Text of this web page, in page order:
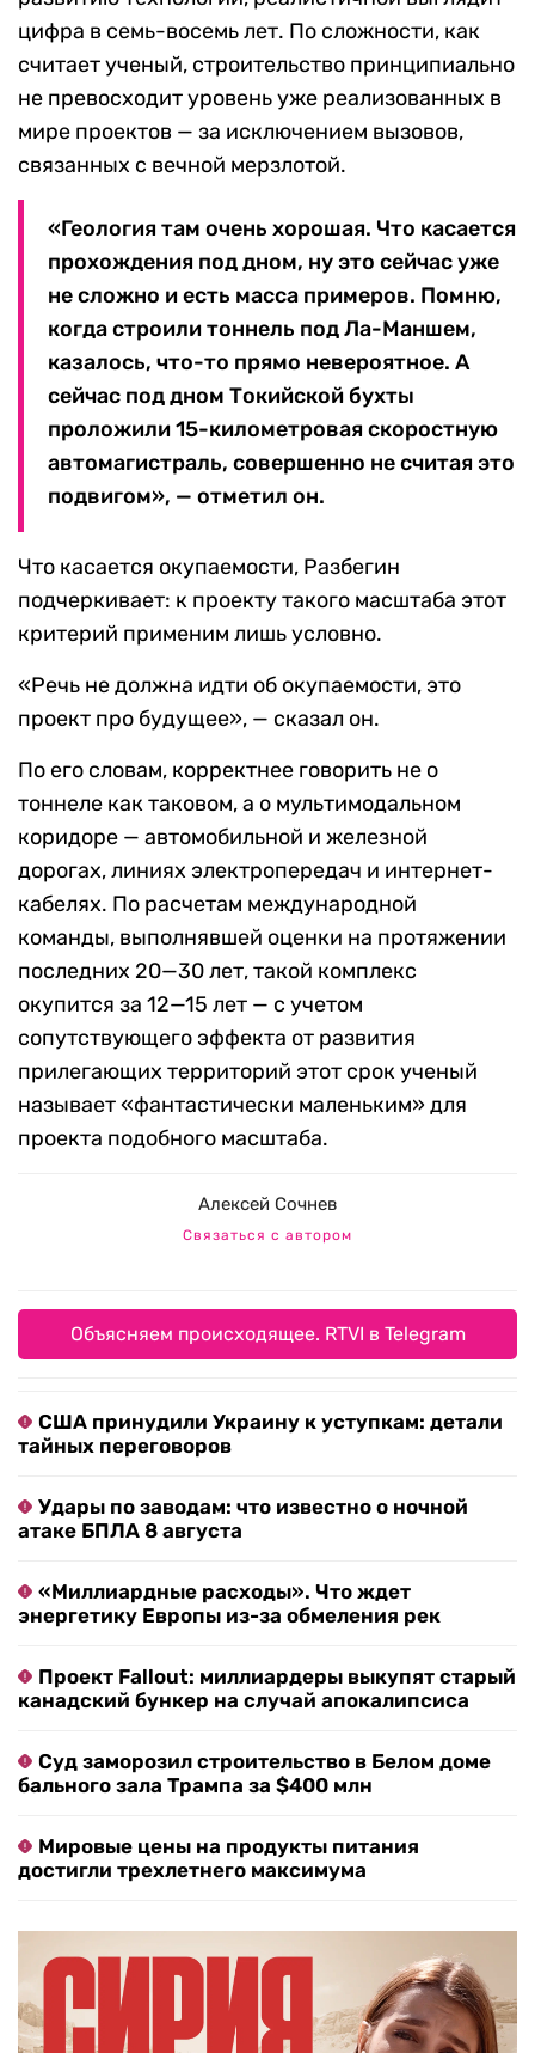
цифра в семь-восемь лет. По сложности, как
считает ученый, строительство принципиально
не превосходит уровень уже реализованных в
мире проектов — за исключением вызовов,
связанных с вечной мерзлотой.
«Геология там очень хорошая. Что касается
прохождения под дном, ну это сейчас уже
не сложно и есть масса примеров. Помню,
когда строили тоннель под Ла-Маншем,
казалось, что-то прямо невероятное. А
сейчас под дном Токийской бухты
проложили 15-километровая скоростную
автомагистраль, совершенно не считая это
подвигом», — отметил он.
Что касается окупаемости, Разбегин
подчеркивает: к проекту такого масштаба этот
критерий применим лишь условно.
«Речь не должна идти об окупаемости, это
проект про будущее», — сказал он.
По его словам, корректнее говорить не о
тоннеле как таковом, а о мультимодальном
коридоре — автомобильной и железной
дорогах, линиях электропередач и интернет-
кабелях. По расчетам международной
команды, выполнявшей оценки на протяжении
последних 20—30 лет, такой комплекс
окупится за 12—15 лет — с учетом
сопутствующего эффекта от развития
прилегающих территорий этот срок ученый
называет «фантастически маленьким» для
проекта подобного масштаба.
Алексей Сочнев
Связаться с автором
Объясняем происходящее. RTVI в Telegram
США принудили Украину к уступкам: детали
тайных переговоров
Удары по заводам: что известно о ночной
атаке БПЛА 8 августа
«Миллиардные расходы». Что ждет
энергетику Европы из-за обмеления рек
Проект Fallout: миллиардеры выкупят старый
канадский бункер на случай апокалипсиса
Суд заморозил строительство в Белом доме
бального зала Трампа за $400 млн
Мировые цены на продукты питания
достигли трехлетнего максимума